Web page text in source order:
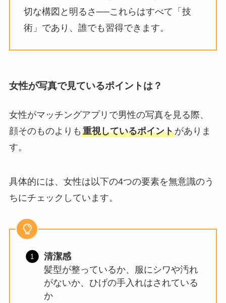
切な構図と明るさ──これらはすべて「技
術」であり、誰でも習得できます。
女性が写真で見ているポイントは？
女性がマッチングアプリで男性の写真を見る際、
顔そのものよりも 重視しているポイントがありま
す。
具体的には、女性は以下の4つの要素を無意識のう
ちにチェックしています。
清潔感
髪型が整っているか、服にシワや汚れ
がないか、ひげの手入れはされている
か